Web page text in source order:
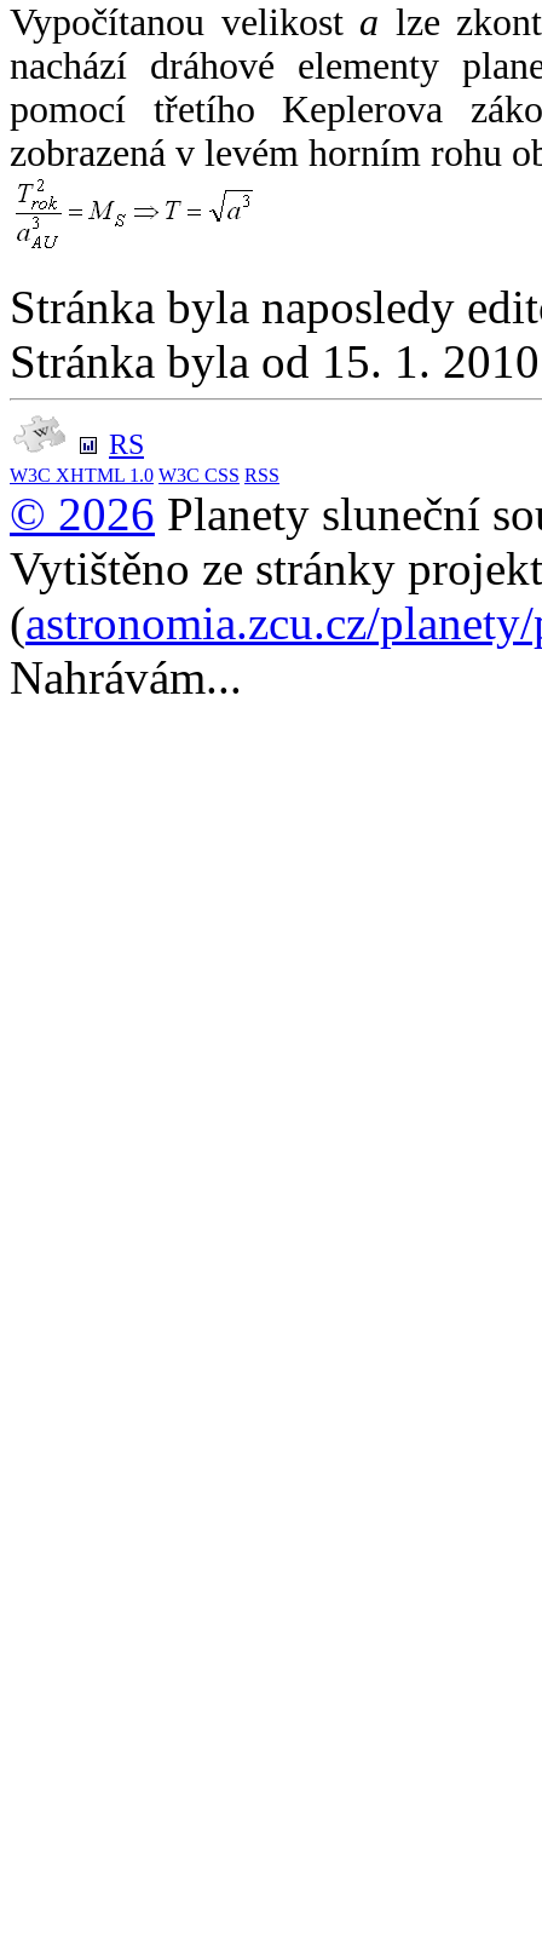
Vypočítanou velikost a lze
nachází dráhové elementy
pomocí třetího Keplerova
zobrazená v levém horním rohu
Stránka byla naposledy
Stránka byla od 15. 1.
RS
W3C XHTML 1.0 W3C CSS RSS
© 2026 Planety sluneční
Vytištěno ze stránky
(astronomia.zcu.cz/
Nahrávám...